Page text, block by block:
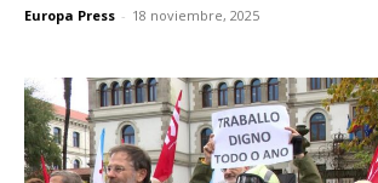
Europa Press - 18 noviembre, 2025